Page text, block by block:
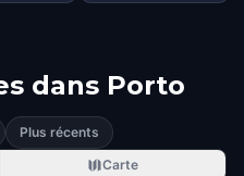
dans Porto
Plus récents
Carte